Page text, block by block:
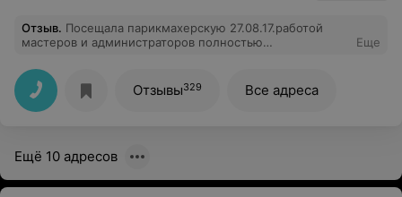
Отзыв. Посещала парикмахерскую 27.08.17.работой
мастеров и администраторов полностью
Всем рекомендую посетить это замечательное место!
Еще
Отзывы329 Все адреса
Ещё 10 адресов